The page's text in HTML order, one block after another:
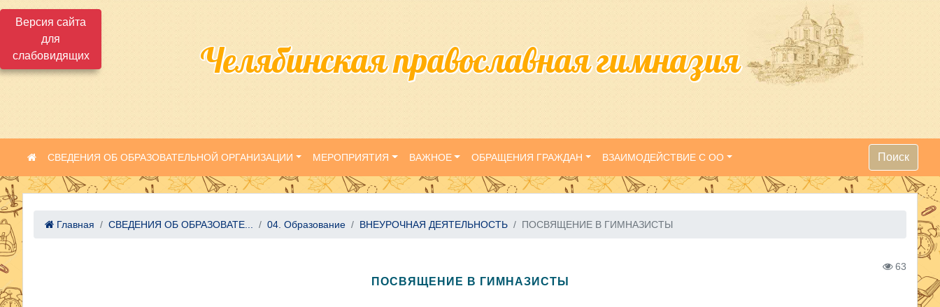
Версия сайта
для
слабовидящих
Челябинская православная гимназия
СВЕДЕНИЯ ОБ ОБРАЗОВАТЕЛЬНОЙ ОРГАНИЗАЦИИ МЕРОПРИЯТИЯ ВАЖНОЕ ОБРАЩЕНИЯ ГРАЖДАН ВЗАИМОДЕЙСТВИЕ С ОО Поиск
Главная СВЕДЕНИЯ ОБ ОБРАЗОВАТЕ... 04. Образование ВНЕУРОЧНАЯ ДЕЯТЕЛЬНОСТЬ ПОСВЯЩЕНИЕ В ГИМНАЗИСТЫ
63
ПОСВЯЩЕНИЕ В ГИМНАЗИСТЫ